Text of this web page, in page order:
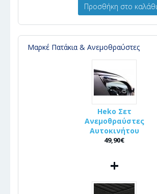
Προσθήκη στο καλάθι
Μαρκέ Πατάκια & Ανεμοθραύστες
Heko Σετ
Ανεμοθραύστες
Αυτοκινήτου
49,90€
+